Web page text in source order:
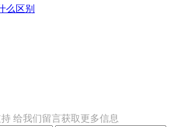
么区别
给我们留言获取更多信息